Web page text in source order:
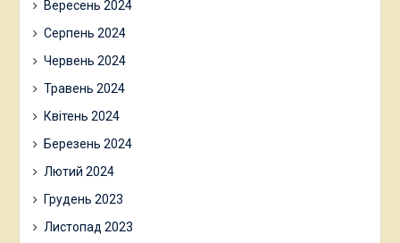
Вересень 2024
Серпень 2024
Червень 2024
Травень 2024
Квітень 2024
Березень 2024
Лютий 2024
Грудень 2023
Листопад 2023